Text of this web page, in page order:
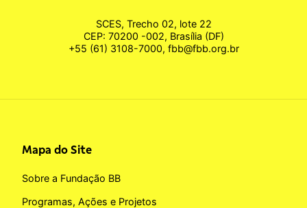
SCES, Trecho 02, lote 22
CEP: 70200 -002, Brasília (DF)
+55 (61) 3108-7000, fbb@fbb.org.br
Mapa do Site
Sobre a Fundação BB
Programas, Ações e Projetos